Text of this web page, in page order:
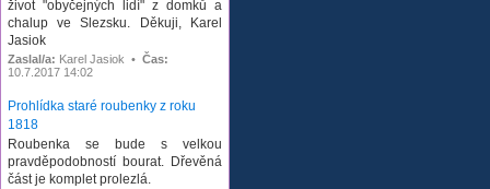
život "obyčejných lidí" z domků a
chalup ve Slezsku. Děkuji, Karel
Jasiok
Zaslal/a: Karel Jasiok • Čas:
10.7.2017 14:02
Prohlídka staré roubenky z roku
1818
Roubenka se bude s velkou
pravděpodobností bourat. Dřevěná
část je komplet prolezlá.